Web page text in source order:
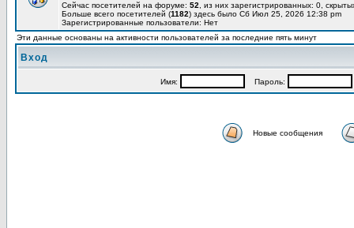
Сейчас посетителей на форуме: 52 , из них зарегистрированных: 0,
Больше всего посетителей (1182) здесь было Сб Июл 25, 2026 12:38 pm
Зарегистрированные пользователи: Нет
Эти данные основаны на активности пользователей за последние пять минут
Вход
Имя: Пароль:
Новые сообщения